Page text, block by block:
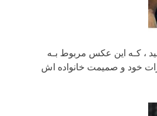
، کـه این عکس مربوط بـه
خود و صمیمت خانواده اش